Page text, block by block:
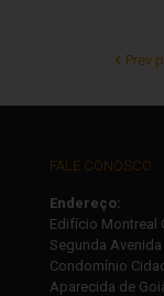
Prev
FALE CONOSCO
Endereço:
Edifício Montreal
Segunda
Condomínio
Aparecida de